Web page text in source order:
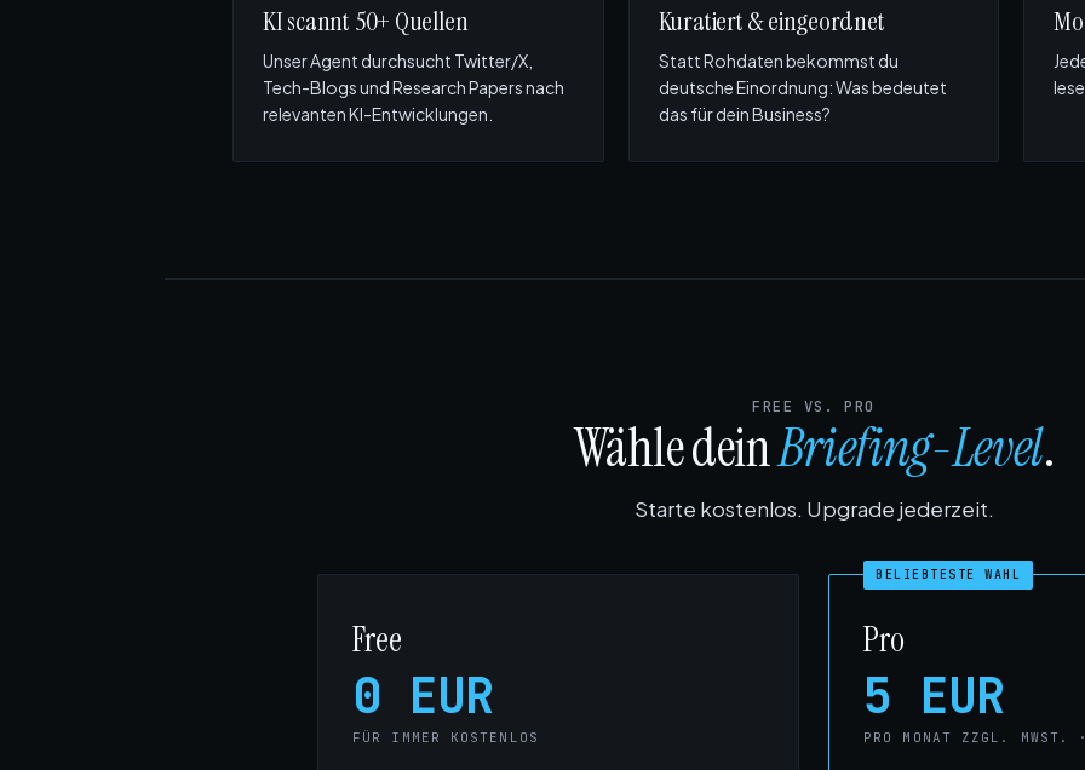
KI scannt 50+ Quellen
Unser Agent durchsucht Twitter/X,
Tech-Blogs und Research Papers nach
relevanten KI-Entwicklungen.
Kuratiert & eingeordnet
Statt Rohdaten bekommst du
deutsche Einordnung: Was bedeutet
das für dein Business?
FREE VS. PRO
Wähle deinBriefing-Level.
Starte kostenlos. Upgrade jederzeit.
Free
0 EUR
FÜR IMMER KOSTENLOS
BELIEBTESTE WAHL
Pro
5 EUR
PRO MONAT ZZGL. MWST.